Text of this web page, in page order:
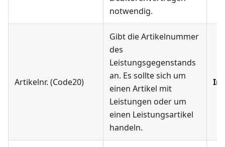
notwendig.
Artikelnr. (Code20)
Gibt die Artikelnummer
des
Leistungsgegenstands
an. Es sollte sich um
einen Artikel mit
Leistungen oder um
einen Leistungsartikel
handeln.